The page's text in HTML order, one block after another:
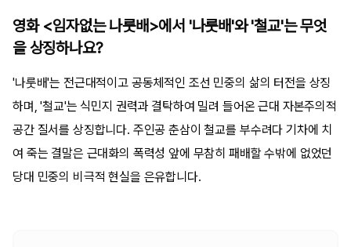
영화 <임자없는 나룻배>에서 '나룻배'와 '철교'는 무엇
을 상징하나요?
'나룻배'는 전근대적이고 공동체적인 조선 민중의 삶의 터전을 상징
하며, '철교'는 식민지 권력과 결탁하여 밀려 들어온 근대 자본주의적
공간 질서를 상징합니다. 주인공 춘삼이 철교를 부수려다 기차에 치
여 죽는 결말은 근대화의 폭력성 앞에 무참히 패배할 수밖에 없었던
당대 민중의 비극적 현실을 은유합니다.